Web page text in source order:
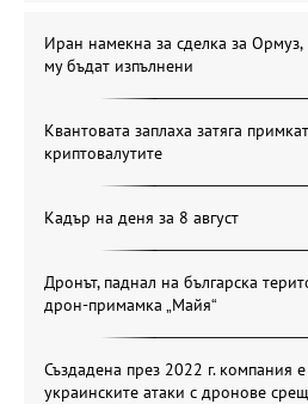
Иран намекна за сделка за Ормуз,
му бъдат изпълнени
Квантовата заплаха затяга
криптовалутите
Кадър на деня за 8 август
Дронът, паднал на българска
дрон-примамка „Майя“
Създадена през 2022 г. компания
украинските атаки с дронове